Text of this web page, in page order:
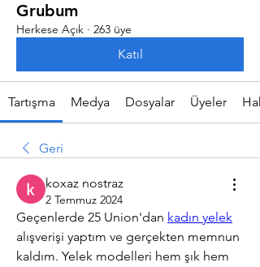
Grubum
Herkese Açık · 263 üye
Katıl
Tartışma Medya Dosyalar Üyeler
Geri
koxaz nostraz
2 Temmuz 2024
Geçenlerde 25 Union'dan kadın yelek
alışverişi yaptım ve gerçekten memnun
kaldım. Yelek modelleri hem şık hem